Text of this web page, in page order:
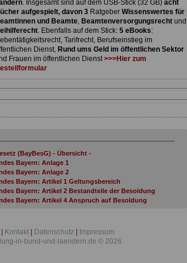
. Insgesamt sind auf dem USB-Stick (32 GB) acht
aufgespielt, davon 3 Ratgeber Wissenswertes für
und Beamte, Beamtenversorgungsrechtund
. Ebenfalls auf dem Stick: 5 eBooks:
Tarifrecht, Berufseinstieg im
Dienst, Rund ums Geld im öffentlichen Sektor
Frauen im öffentlichen Dienst>>>Hier zum
(BayBesG) - Übersicht -
Bayern: Anlage 1
Bayern: Anlage 2
Bayern: Artikel 1 Geltungsbereich
Bayern: Artikel 2 Bestandteile der Besoldung
Bayern: Artikel 4 Anspruch auf Besoldung
Bayern: Artikel 7 Besoldung bei begrenzter
Kontakt Datenschutz
Impressum
in-bund-und-laendern.de © 2026